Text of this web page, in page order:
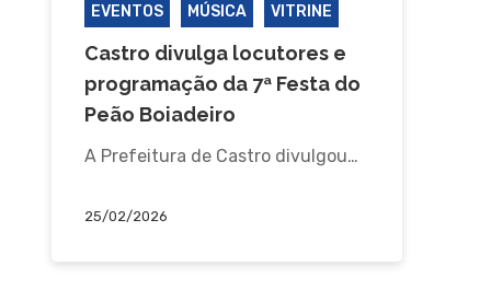
EVENTOS MÚSICA VITRINE
Castro divulga locutores e
programação da 7ª Festa do
Peão Boiadeiro
A Prefeitura de Castro divulgou…
25/02/2026